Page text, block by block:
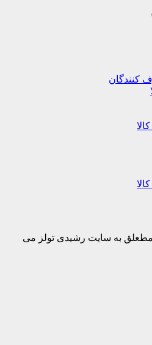
کنندگان
به سایت رشیدی تولز می